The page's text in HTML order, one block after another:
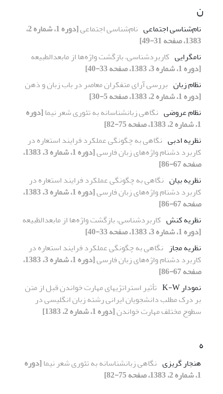
ن
نام‌شناسی اجتماعی نام‌شناسی اجتماعی
[دوره 1، شماره 2،
1383، صفحه 31-49]
نامگرایی کاربردشناسی، بازگشت واژه‌ها از مابعدالطبیعه
[دوره 1، شماره 3، 1383، صفحه 33-40]
نظام زبان بررسی آرای متفکران معاصر در باب زبان و ذهن
[دوره 1، شماره 2، 1383، صفحه 5-30]
نظام عروضی نگاهی زبانشناسانه به تئوری شعر نیما[دوره
1، شماره 2، 1383، صفحه 75-82]
نظریه ادبی نگاهی به چگونگی عملکرد فرایند استعاره در
کاربرد دشنام واژه‌های زبان فارسی
[دوره 1، شماره 3، 1383،
صفحه 67-86]
نظریه بیان نگاهی به چگونگی عملکرد فرایند استعاره در
کاربرد دشنام واژه‌های زبان فارسی
[دوره 1، شماره 3، 1383،
صفحه 67-86]
نظریه کنش کاربردشناسی، بازگشت واژه‌ها از مابعدالطبیعه
[دوره 1، شماره 3، 1383، صفحه 33-40]
نظریه مجاز نگاهی به چگونگی عملکرد فرایند استعاره در
کاربرد دشنام واژه‌های زبان فارسی
[دوره 1، شماره 3، 1383،
صفحه 67-86]
نمودار K-W
تأثیر استراتژیهای مهارت خواندن قبل از متن
بر درک مطلب دانشجویان ایرانی رشته زبان انگلیسی در
سطوح مختلف مهارت خواندن[دوره 1، شماره 2، 1383]
ه
هنجار گریزی نگاهی زبانشناسانه به تئوری شعر نیما[دوره
1، شماره 2، 1383، صفحه 75-82]